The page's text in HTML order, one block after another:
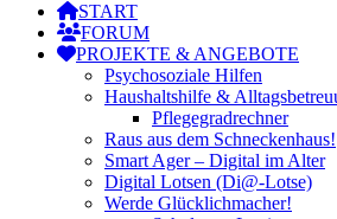
START
FORUM
PROJEKTE & ANGEBOTE
Psychosoziale Hilfen
Haushaltshilfe &
Pflegegradrechner
Raus aus dem Schneckenhaus!
Smart Ager – Digital im Alter
Digital Lotsen (Di@-Lotse)
Werde Glücklichmacher!